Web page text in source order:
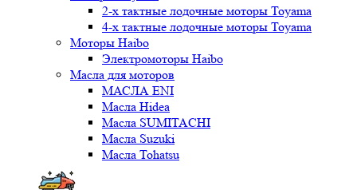
2-х тактные лодочные моторы Toyama
4-х тактные лодочные моторы Toyama
Моторы Haibo
Электромоторы Haibo
Масла для моторов
МАСЛА ENI
Масла Hidea
Масла SUMITACHI
Масла Suzuki
Масла Tohatsu